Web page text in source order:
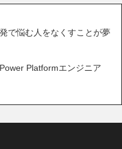
で悩む人をなくすことが夢
Platformエンジニア